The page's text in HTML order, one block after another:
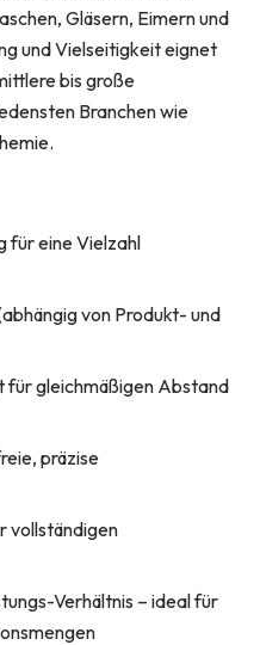
Gläsern, Eimern und
und Vielseitigkeit eignet
bis große
Branchen wie
für eine Vielzahl
von Produkt- und
für gleichmäßigen Abstand
präzise
vollständigen
Verhältnis – ideal für